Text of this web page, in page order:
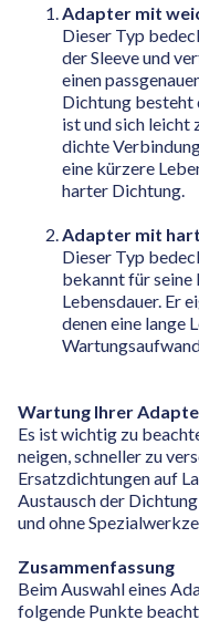
Adapter mit
Dieser Typ
der Sleeve und
einen
Dichtung besteht
ist und sich leicht
dichte
eine kürzere
harter Dichtung.
Adapter mit
Dieser Typ
bekannt für
Lebensdauer. Er
denen eine lange
Wartung Ihrer
Es ist wichtig zu
neigen, schneller zu
Ersatzdichtungen auf
Austausch der
und ohne
Zusammenfassung
Beim Auswahl eines
folgende Punkte